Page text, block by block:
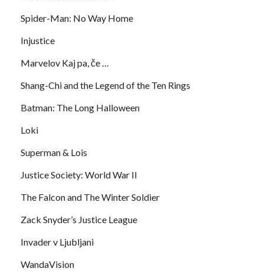
Spider-Man: No Way Home
Injustice
Marvelov Kaj pa, če …
Shang-Chi and the Legend of the Ten Rings
Batman: The Long Halloween
Loki
Superman & Lois
Justice Society: World War II
The Falcon and The Winter Soldier
Zack Snyder’s Justice League
Invader v Ljubljani
WandaVision